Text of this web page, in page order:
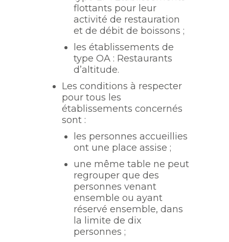
flottants pour leur
activité de restauration
et de débit de boissons ;
les établissements de
type OA : Restaurants
d’altitude.
Les conditions à respecter
pour tous les
établissements concernés
sont :
les personnes accueillies
ont une place assise ;
une même table ne peut
regrouper que des
personnes venant
ensemble ou ayant
réservé ensemble, dans
la limite de dix
personnes ;